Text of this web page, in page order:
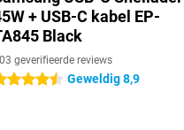
+ USB-C kabel EP-
Black
geverifieerde reviews
sterren Geweldig 8,9